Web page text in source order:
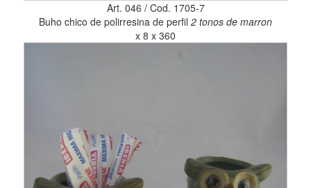
Art. 046 / Cod. 1705-7
Buho chico de polirresina de perfil 2 tonos de marron
x 8 x 360